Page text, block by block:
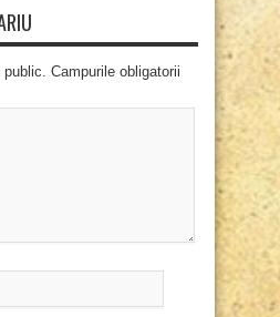
Campurile obligatorii